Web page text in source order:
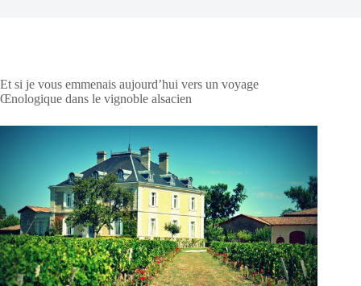
Et si je vous emmenais aujourd’hui vers un voyage
Œnologique dans le vignoble alsacien